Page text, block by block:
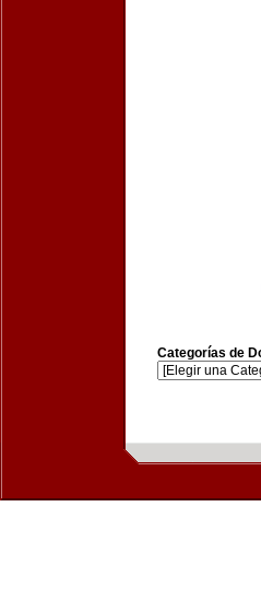
Categorías de